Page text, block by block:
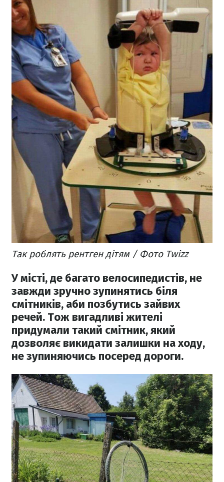
Так роблять рентген дітям / Фото Twizz
У місті, де багато велосипедистів, не
завжди зручно зупинятись біля
смітників, аби позбутись зайвих
речей. Тож вигадливі жителі
придумали такий смітник, який
дозволяє викидати залишки на ходу,
не зупиняючись посеред дороги.